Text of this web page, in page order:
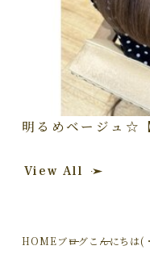
明るめベージュ☆
View All
HOMEブログこんにちは